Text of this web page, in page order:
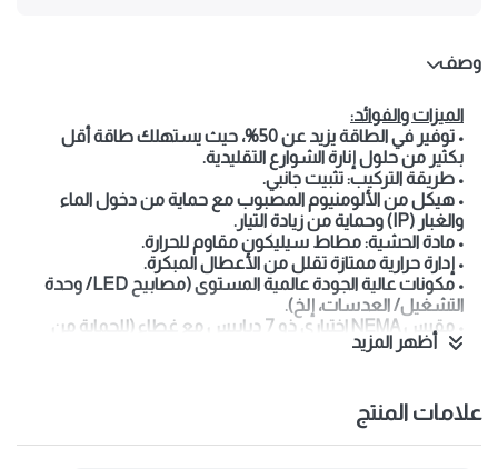
وصف
الميزات والفوائد:
• توفير في الطاقة يزيد عن 50%، حيث يستهلك طاقة أقل
بكثير من حلول إنارة الشوارع التقليدية.
• طريقة التركيب: تثبيت جانبي.
• هيكل من الألومنيوم المصبوب مع حماية من دخول الماء
والغبار (IP) وحماية من زيادة التيار.
• مادة الحشية: مطاط سيليكون مقاوم للحرارة.
• إدارة حرارية ممتازة تقلل من الأعطال المبكرة.
• مكونات عالية الجودة عالمية المستوى (مصابيح LED/ وحدة
التشغيل/ العدسات، إلخ).
• مقبس NEMA اختياري ذو 7 دبابيس مع غطاء (للحماية من
قصر الدائرة).
• درجة السلامة الكهربائية: الفئة 1.
• عمر افتراضي طويل يصل إلى 100,000 ساعة.
أظهر المزيد
علامات المنتج